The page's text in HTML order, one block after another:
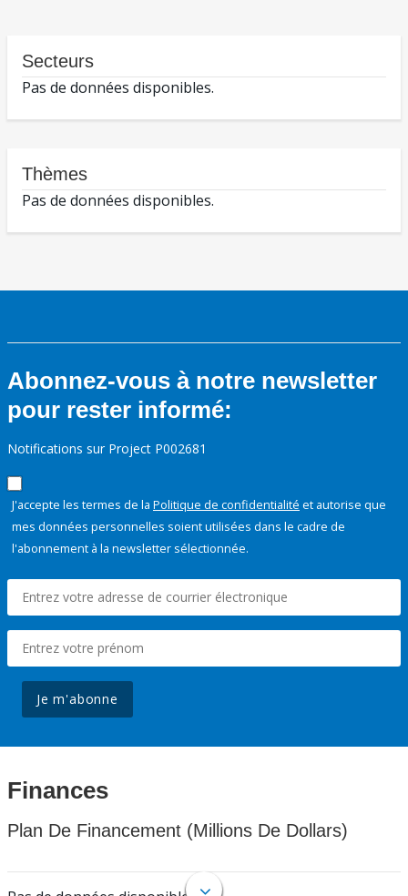
Secteurs
Pas de données disponibles.
Thèmes
Pas de données disponibles.
Abonnez-vous à notre newsletter
pour rester informé:
Notifications sur Project P002681
J'accepte les termes de la Politique de confidentialité et autorise que
mes données personnelles soient utilisées dans le cadre de
l'abonnement à la newsletter sélectionnée.
Je m'abonne
Finances
Plan De Financement (Millions De Dollars)